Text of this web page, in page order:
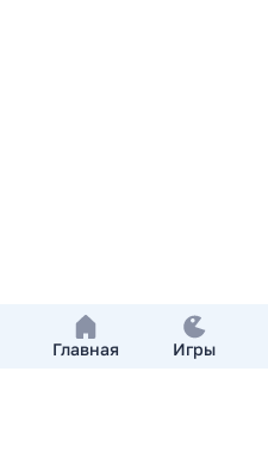
Главная Игры